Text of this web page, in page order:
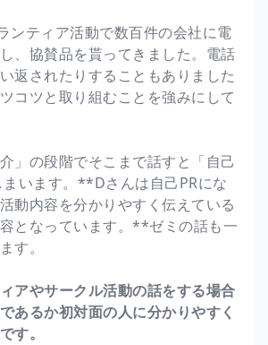
ンティア活動で数百件の会社に電
、協賛品を貰ってきました。電話
返されたりすることもありました
コツと取り組むことを強みにして
」の段階でそこまで話すと「自己
まいます。**Dさんは自己PRにな
動内容を分かりやすく伝えている
となっています。**ゼミの話も一
す。
アやサークル活動の話をする場合
あるか初対面の人に分かりやすく
す。